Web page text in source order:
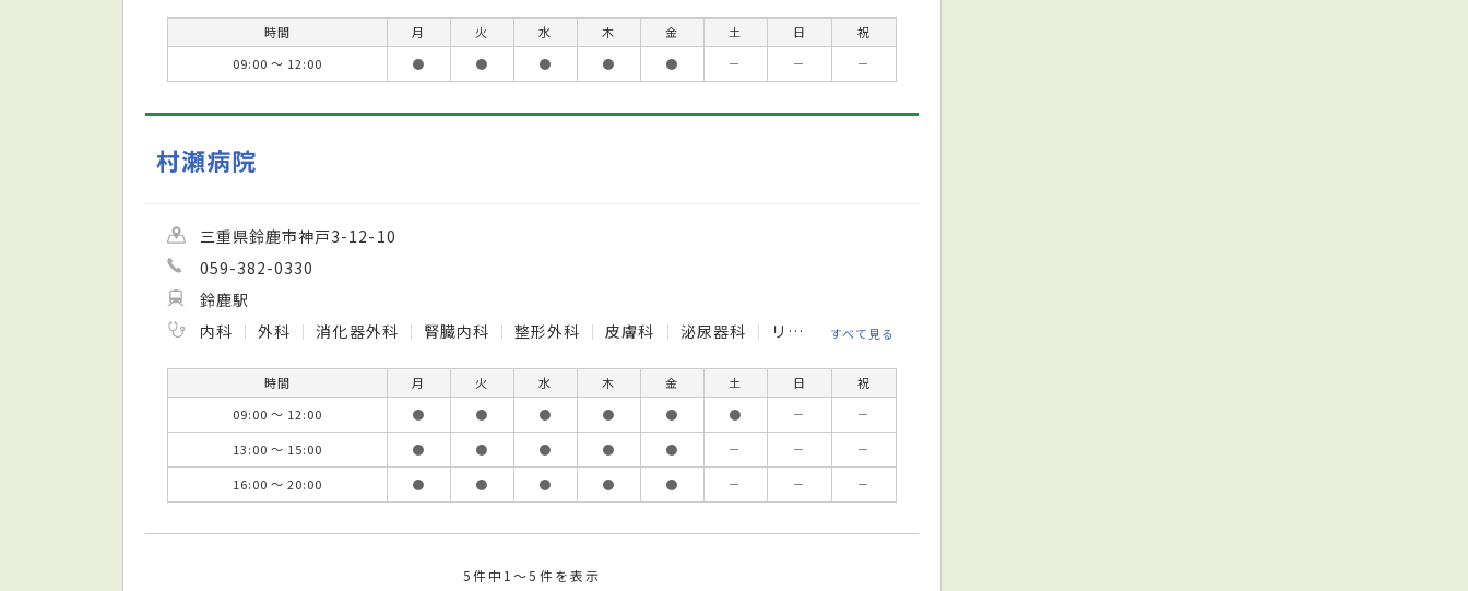
時間 月 火 水 木 金 土 日
祝
09:00 ～ 12:00
● ● ● ● ● － － －
村瀬病院
三重県鈴鹿市神戸3-12-10
059-382-0330
鈴鹿駅
内科
外科 消化器外科 腎臓内科 整形外科 皮膚科 泌尿器科 リハビリテーション科 すべて見る
時間 月 火 水 木 金 土 日
祝
09:00 ～ 12:00
● ● ● ● ● ● －
－
13:00 ～ 15:00
● ● ● ● ● － －
－
16:00 ～ 20:00
● ● ● ● ● － － －
5件中1～5件を表示